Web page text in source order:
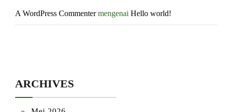
A WordPress Commentermengenai Hello world!
ARCHIVES